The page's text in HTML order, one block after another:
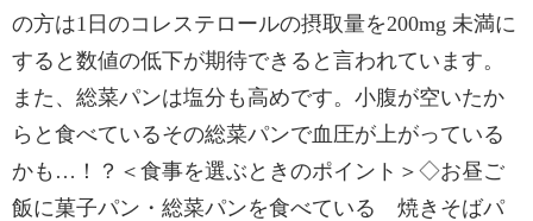
の方は1日のコレステロールの摂取量を200mg 未満に
すると数値の低下が期待できると言われています。
また、総菜パンは塩分も高めです。小腹が空いたか
らと食べているその総菜パンで血圧が上がっている
かも…！？＜食事を選ぶときのポイント＞◇お昼ご
飯に菓子パン・総菜パンを食べている 焼きそばパ